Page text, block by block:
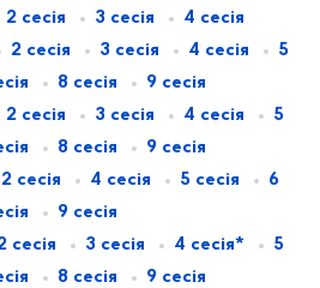
2 сесія 3 сесія
4 сесія
2 сесія 3 сесія 4 сесія
5
8 сесія
9 сесія
2 сесія 3 сесія 4 сесія
5
8 сесія
9 сесія
2 сесія 4 сесія 5 сесія
6
9 сесія
сесія 3 сесія 4 сесія*
5
8 сесія 9 сесія